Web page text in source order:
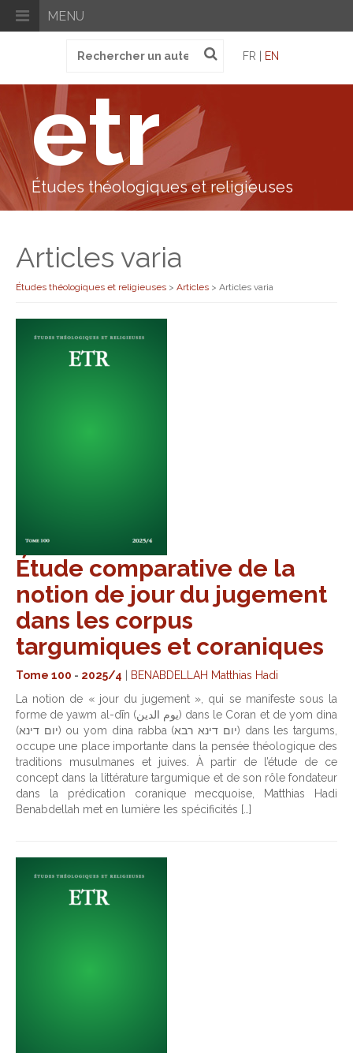
MENU
pour
FR | EN
etr
Études théologiques et religieuses
Articles varia
Études théologiques et religieuses > Articles > Articles varia
Étude comparative de la
notion de jour du jugement
dans les corpus
targumiques et coraniques
Tome 100 - 2025/4
BENABDELLAH Matthias Hadi
La notion de « jour du jugement », qui se manifeste sous la
forme de yawm al-dīn (يوم الدين) dans le Coran et de yom dina
(יום דינא) ou yom dina rabba (יום דינא רבא) dans les targums,
occupe une place importante dans la pensée théologique des
traditions musulmanes et juives. À partir de l’étude de ce
concept dans la littérature targumique et de son rôle fondateur
dans la prédication coranique mecquoise, Matthias Hadi
Benabdellah met en lumière les spécificités […]